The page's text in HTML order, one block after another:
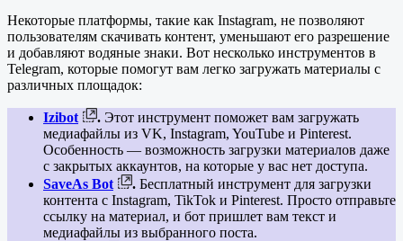
Некоторые платформы, такие как Instagram, не позволяют
пользователям скачивать контент, уменьшают его разрешение
и добавляют водяные знаки. Вот несколько инструментов в
Telegram, которые помогут вам легко загружать материалы с
различных площадок:
Izibot . Этот инструмент поможет вам загружать
медиафайлы из VK, Instagram, YouTube и Pinterest.
Особенность — возможность загрузки материалов даже
с закрытых аккаунтов, на которые у вас нет доступа.
SaveAs Bot
. Бесплатный инструмент для загрузки
контента с Instagram, TikTok и Pinterest. Просто отправьте
ссылку на материал, и бот пришлет вам текст и
медиафайлы из выбранного поста.